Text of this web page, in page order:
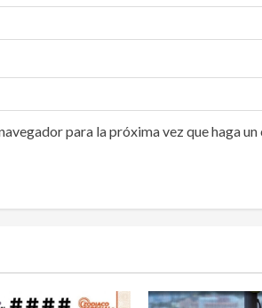
para la próxima vez que haga